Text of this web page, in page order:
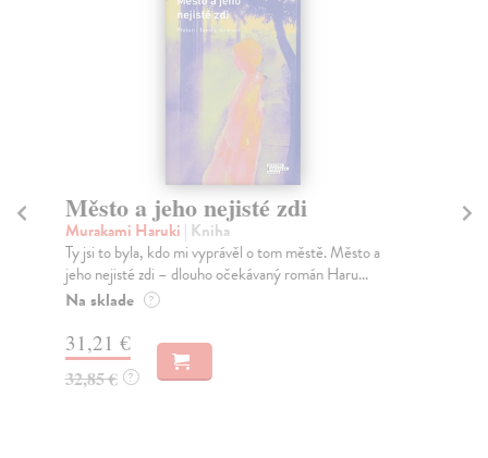
Město a jeho nejisté zdi
Murakami Haruki | Kniha
Ty jsi to byla, kdo mi vyprávěl o tom městě. Město a
jeho nejisté zdi – dlouho očekávaný román Haru...
Na sklade ?
31,21 €
32,85 € ?